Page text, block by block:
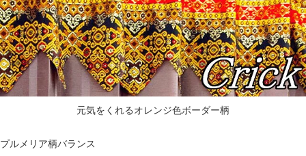
元気をくれるオレンジ色ボーダー柄
プルメリア柄バランス